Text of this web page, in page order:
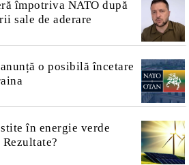
împotriva NATO după
sale de aderare
o posibilă încetare
în energie verde